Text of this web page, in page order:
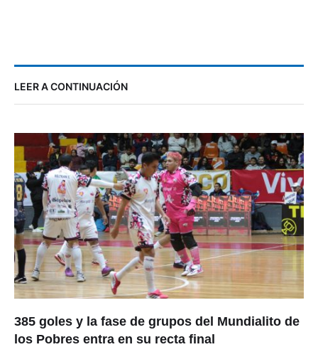
LEER A CONTINUACIÓN
385 goles y la fase de grupos del Mundialito de
los Pobres entra en su recta final